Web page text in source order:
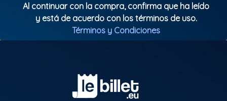
Al continuar con la compra, confirma que ha leído
y está de acuerdo con los términos de uso.
Términos y Condiciones